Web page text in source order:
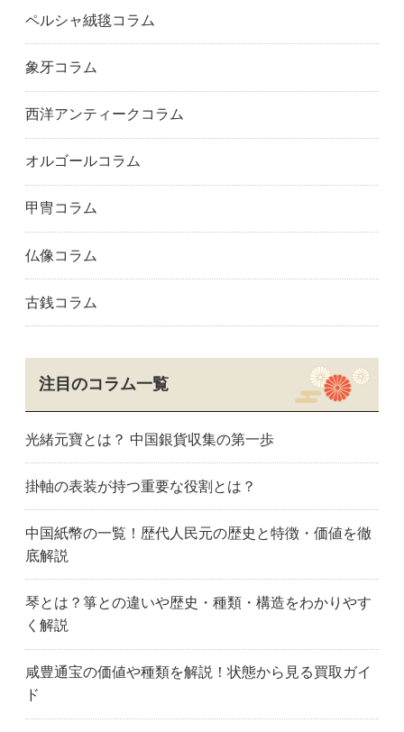
ペルシャ絨毯コラム
象牙コラム
西洋アンティークコラム
オルゴールコラム
甲冑コラム
仏像コラム
古銭コラム
注目のコラム一覧
光緒元寶とは？ 中国銀貨収集の第一歩
掛軸の表装が持つ重要な役割とは？
中国紙幣の一覧！歴代人民元の歴史と特徴・価値を徹
底解説
琴とは？箏との違いや歴史・種類・構造をわかりやす
く解説
咸豊通宝の価値や種類を解説！状態から見る買取ガイ
ド